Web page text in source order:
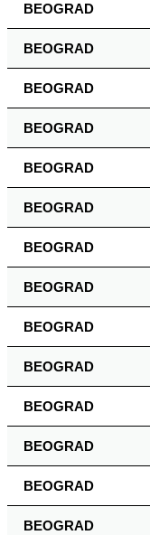
BEOGRAD
BEOGRAD
BEOGRAD
BEOGRAD
BEOGRAD
BEOGRAD
BEOGRAD
BEOGRAD
BEOGRAD
BEOGRAD
BEOGRAD
BEOGRAD
BEOGRAD
BEOGRAD